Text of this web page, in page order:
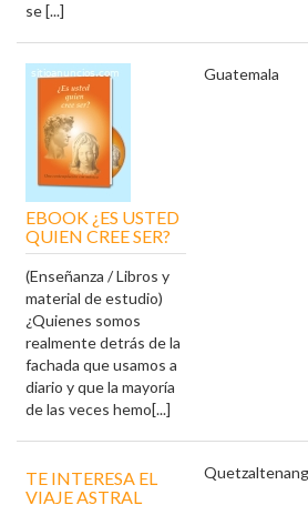
se [...]
EBOOK ¿ES USTED
QUIEN CREE SER?
(Enseñanza / Libros y
material de estudio)
¿Quienes somos
realmente detrás de la
fachada que usamos a
diario y que la mayoría
de las veces hemo[...]
Guatemala
TE INTERESA EL
VIAJE ASTRAL